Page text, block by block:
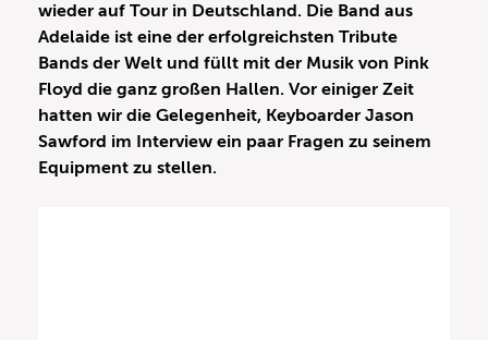
wieder auf Tour in Deutschland. Die Band aus
Adelaide ist eine der erfolgreichsten Tribute
Bands der Welt und füllt mit der Musik von Pink
Floyd die ganz großen Hallen. Vor einiger Zeit
hatten wir die Gelegenheit, Keyboarder Jason
Sawford im Interview ein paar Fragen zu seinem
Equipment zu stellen.